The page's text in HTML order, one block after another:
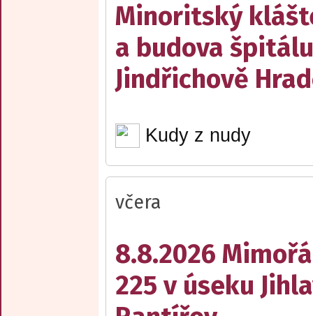
Minoritský
a budova
Jindřichově
Kudy z nudy
včera
8.8.2026
225 v úseku